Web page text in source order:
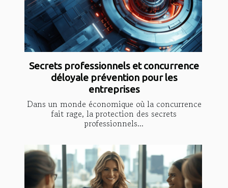
Secrets professionnels et concurrence
déloyale prévention pour les
entreprises
Dans un monde économique où la concurrence
fait rage, la protection des secrets
professionnels...